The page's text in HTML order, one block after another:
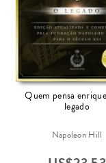
Quem pensa
legado
Napoleon Hill